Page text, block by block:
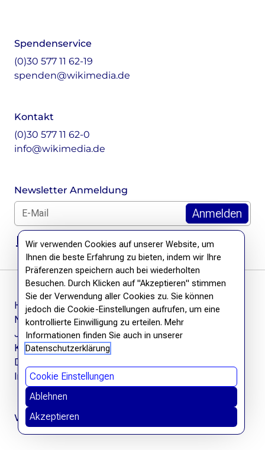
Spendenservice
(0)30 577 11 62-19
spenden@wikimedia.de
Kontakt
(0)30 577 11 62-0
info@wikimedia.de
Newsletter Anmeldung
E-Mail für Newsletter *
DSGVO Hinweis
Häufige Fragen
Newsletter
Jobs
Kontakt
Datenschutzerklärung
Impressum
Wir befreien Wissen
Wir verwenden Cookies auf unserer Website, um
Ihnen die beste Erfahrung zu bieten, indem wir Ihre
Präferenzen speichern auch bei wiederholten
Besuchen. Durch Klicken auf "Akzeptieren" stimmen
Sie der Verwendung aller Cookies zu. Sie können
jedoch die Cookie-Einstellungen aufrufen, um eine
kontrollierte Einwilligung zu erteilen. Mehr
Informationen finden Sie auch in unserer
Datenschutzerklärung
Cookie Einstellungen
Ablehnen
Akzeptieren